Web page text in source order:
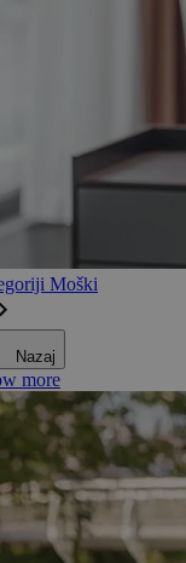
Moški
Nazaj
more